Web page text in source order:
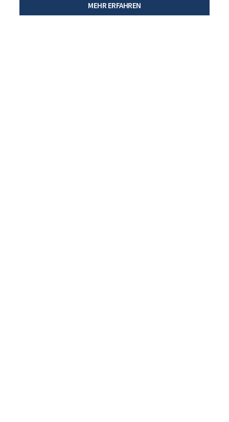
MEHR ERFAHREN